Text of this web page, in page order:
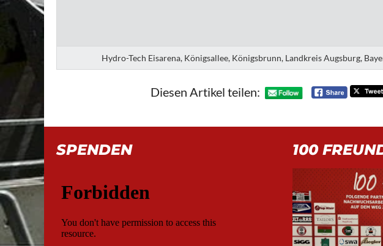
Hydro-Tech Eisarena, Königsallee, Königsbrunn, Landkreis Augsburg,
Diesen Artikel teilen:
SPENDEN 100